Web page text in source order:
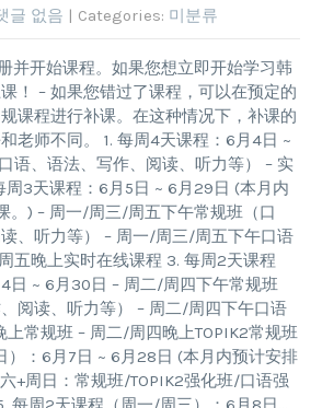
글 없음 | Categories: 미분류
并开始课程。如果您想立即开始学习韩
！ – 如果您错过了课程，可以在预定的
课程进行补课。在这种情况下，补课的
老师不同。 1. 每周4天课程：6月4日 ~
语、语法、写作、阅读、听力等） – 实
周3天课程：6月5日 ~ 6月29日 (本月内
。) – 周一/周三/周五下午常规班（口
、听力等） – 周一/周三/周五下午口语
五晚上实时在线课程 3. 每周2天课程
日 ~ 6月30日 – 周二/周四下午常规班
、阅读、听力等） – 周二/周四下午口语
常规班 – 周二/周四晚上TOPIK2常规班
）：6月7日 ~ 6月28日 (本月内预计安排
+周日：常规班/TOPIK2强化班/口语强